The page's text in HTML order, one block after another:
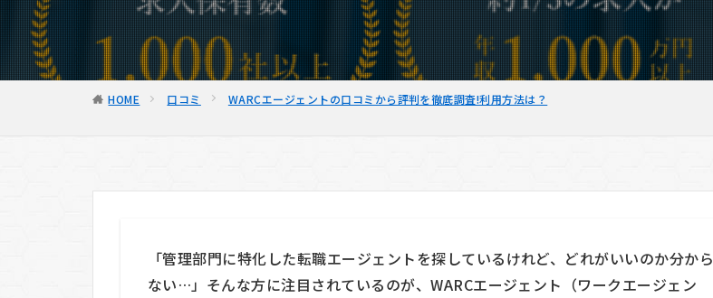
HOME 口コミ WARCエージェントの口コミから評判を徹底調査!利用方法は？
「管理部門に特化した転職エージェントを探しているけれど、どれがいいのか分から
ない…」そんな方に注目されているのが、WARCエージェント（ワークエージェン